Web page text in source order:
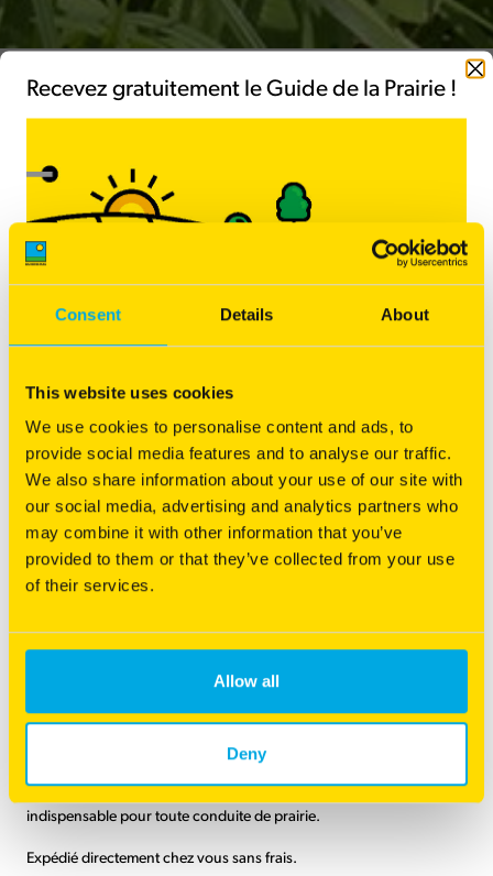
Consent Details About
This website uses cookies
We use cookies to personalise content and ads, to
provide social media features and to analyse our traffic.
We also share information about your use of our site with
our social media, advertising and analytics partners who
may combine it with other information that you’ve
provided to them or that they’ve collected from your use
of their services.
Allow all
Deny
Mélange prairie
Composition multi-espèces pour augmenter la
biodiversité et la qualité des prairies
Augmente et stabilise la valeur alimentaire du fourrage
Très appétent
Vous êtes intéressé par ce produit ?
Contactez notreservice commercial
CONTACTEZ-NOUS
Une variété adapatée à
Fermer
Recevez gratuitement le Guide de la Prairie !
Du choix des espèces à la récolte, c'est un support technique
indispensable pour toute conduite de prairie.
Expédié directement chez vous sans frais.